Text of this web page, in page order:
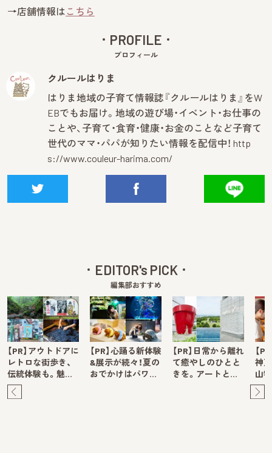
→店舗情報は こちら
PROFILE
プロフィール
クルールはりま
はりま地域の子育て情報誌『クルールはりま』をW
EBでもお届け。地域の遊び場・イベント・お仕事の
ことや、子育て・食育・健康・お金のことなど子育て
世代のママ・パパが知りたい情報を配信中！ http
s://www.couleur-harima.com/
EDITOR's PICK
編集部おすすめ
【PR】アウトドアに
レトロな街歩き、
伝統体験も。魅…
【PR】心踊る新体験
&展示が続々！夏の
おでかけはパワ…
【PR】日常から離れ
て癒やしのひとと
きを。アートと…
【
神
山